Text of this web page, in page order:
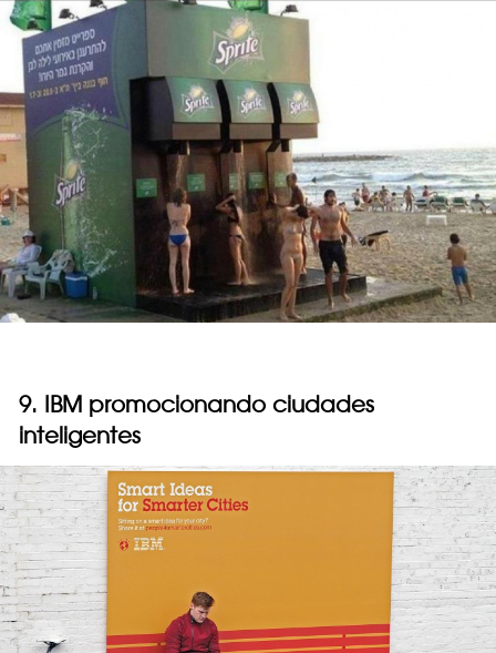
9. IBM promocionando ciudades
inteligentes